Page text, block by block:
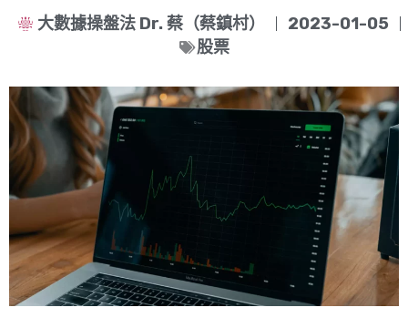
大數據操盤法 Dr. 蔡（蔡鎮村）
2023-01-05
股票